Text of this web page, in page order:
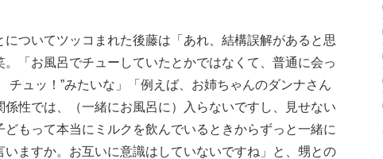
ついてツッコまれた後藤は「あれ、結構誤解があると思
。「お風呂でチューしていたとかではなくて、普通に会っ
ュッ！”みたいな」「例えば、お姉ちゃんのダンナさん
係性では、（一緒にお風呂に）入らないですし、見せない
どもって本当にミルクを飲んでいるときからずっと一緒に
いますか。お互いに意識はしていないですね」と、甥との